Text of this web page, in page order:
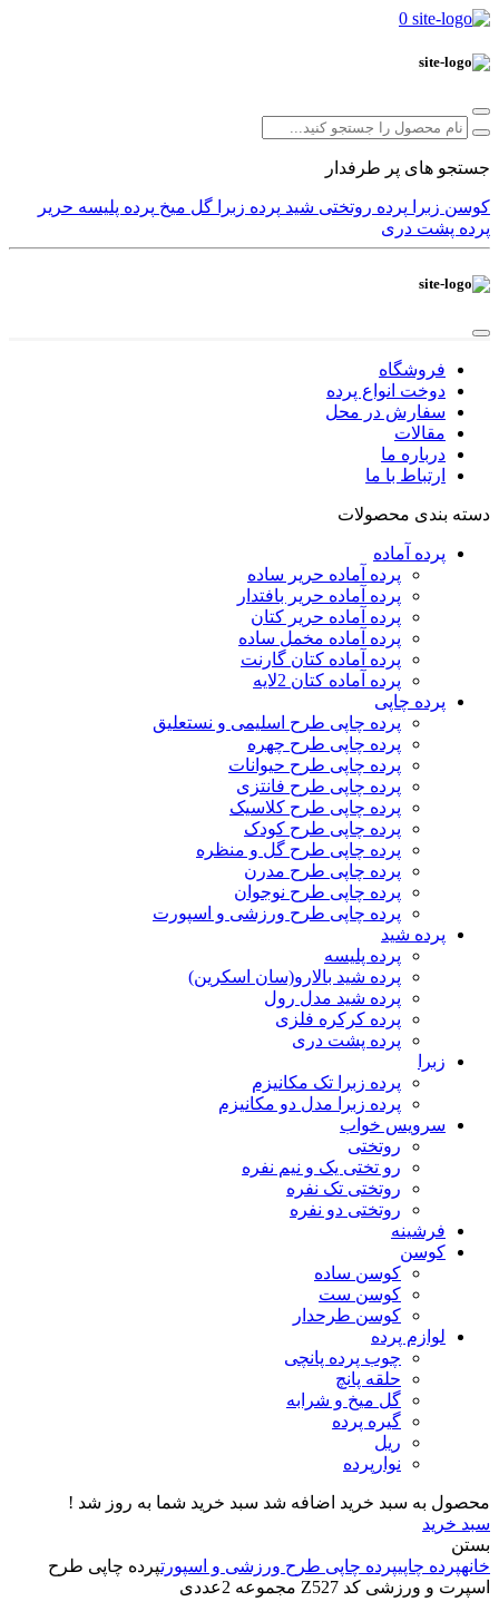
0
جستجو های پر طرفدار
کوسن زبرا پرده روتختی شید پرده زبرا گل میخ پرده پلیسه حریر
پرده پشت دری
فروشگاه
دوخت انواع پرده
سفارش در محل
مقالات
درباره ما
ارتباط با ما
دسته بندی محصولات
پرده‌ آماده
پرده آماده حریر ساده
پرده آماده حریر بافتدار
پرده آماده حریر کتان
پرده آماده مخمل ساده
پرده آماده کتان گارنت
پرده آماده کتان 2لایه
پرده چاپی
پرده چاپی طرح اسلیمی و نستعلیق
پرده چاپی طرح چهره
پرده چاپی طرح حیوانات
پرده چاپی طرح فانتزی
پرده چاپی طرح کلاسیک
پرده چاپی طرح کودک
پرده چاپی طرح گل و منظره
پرده چاپی طرح مدرن
پرده چاپی طرح نوجوان
پرده چاپی طرح ورزشی و اسپورت
پرده شید
پرده پلیسه
پرده شید بالارو(سان اسکرین)
پرده شید مدل رول
پرده کرکره فلزی
پرده پشت دری
زبرا
پرده زبرا تک مکانیزم
پرده زبرا مدل دو مکانیزم
سرویس خواب
روتختی
رو تختی یک و نیم نفره
روتختی تک نفره
روتختی دو نفره
فرشینه
کوسن
کوسن ساده
کوسن ست
کوسن طرحدار
لوازم پرده
چوب پرده پانچی
حلقه پانچ
گل میخ و شرابه
گیره پرده
ریل
نوارپرده
محصول به سبد خرید اضافه شد سبد خرید شما به روز شد !
سبد خرید
بستن
خانهپرده چاپیپرده چاپی طرح ورزشی و اسپورتپرده چاپی طرح
اسپرت و ورزشی کد Z527 مجموعه 2عددی